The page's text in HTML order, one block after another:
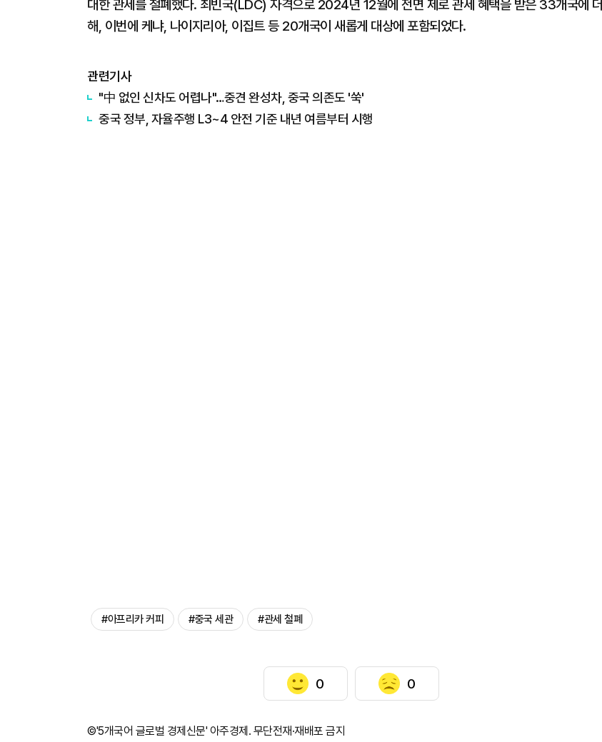
대한 관세를 철폐했다. 최빈국(LDC) 자격으로 2024년 12월에 전면 제로 관세 혜택을 받은 33개국에 더
해, 이번에 케냐, 나이지리아, 이집트 등 20개국이 새롭게 대상에 포함되었다.
관련기사
"中 없인 신차도 어렵나"…중견 완성차, 중국 의존도 '쑥'
중국 정부, 자율주행 L3~4 안전 기준 내년 여름부터 시행
#아프리카 커피 #중국 세관 #관세 철폐
0 0
©'5개국어 글로벌 경제신문' 아주경제. 무단전재·재배포 금지